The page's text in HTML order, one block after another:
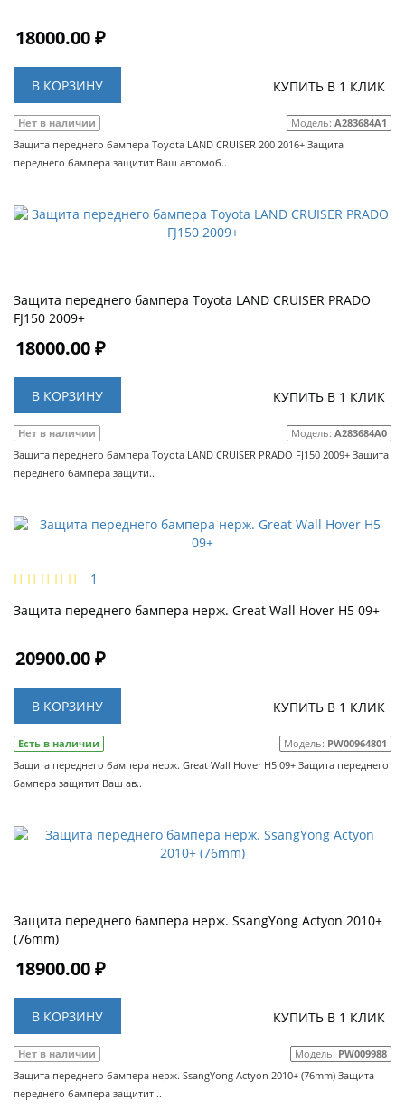
18000.00 ₽
В КОРЗИНУ КУПИТЬ В 1 КЛИК
Нет в наличии Модель: A283684A1
Защита переднего бампера Toyota LAND CRUISER 200 2016+ Защита
переднего бампера защитит Ваш автомоб..
Защита переднего бампера Toyota LAND CRUISER PRADO
FJ150 2009+
18000.00 ₽
В КОРЗИНУ КУПИТЬ В 1 КЛИК
Нет в наличии Модель: A283684A0
Защита переднего бампера Toyota LAND CRUISER PRADO FJ150 2009+ Защита
переднего бампера защити..
1
Защита переднего бампера нерж. Great Wall Hover H5 09+
20900.00 ₽
В КОРЗИНУ КУПИТЬ В 1 КЛИК
Есть в наличии Модель: PW00964801
Защита переднего бампера нерж. Great Wall Hover H5 09+ Защита переднего
бампера защитит Ваш ав..
Защита переднего бампера нерж. SsangYong Actyon 2010+
(76mm)
18900.00 ₽
В КОРЗИНУ КУПИТЬ В 1 КЛИК
Нет в наличии Модель: PW009988
Защита переднего бампера нерж. SsangYong Actyon 2010+ (76mm) Защита
переднего бампера защитит ..